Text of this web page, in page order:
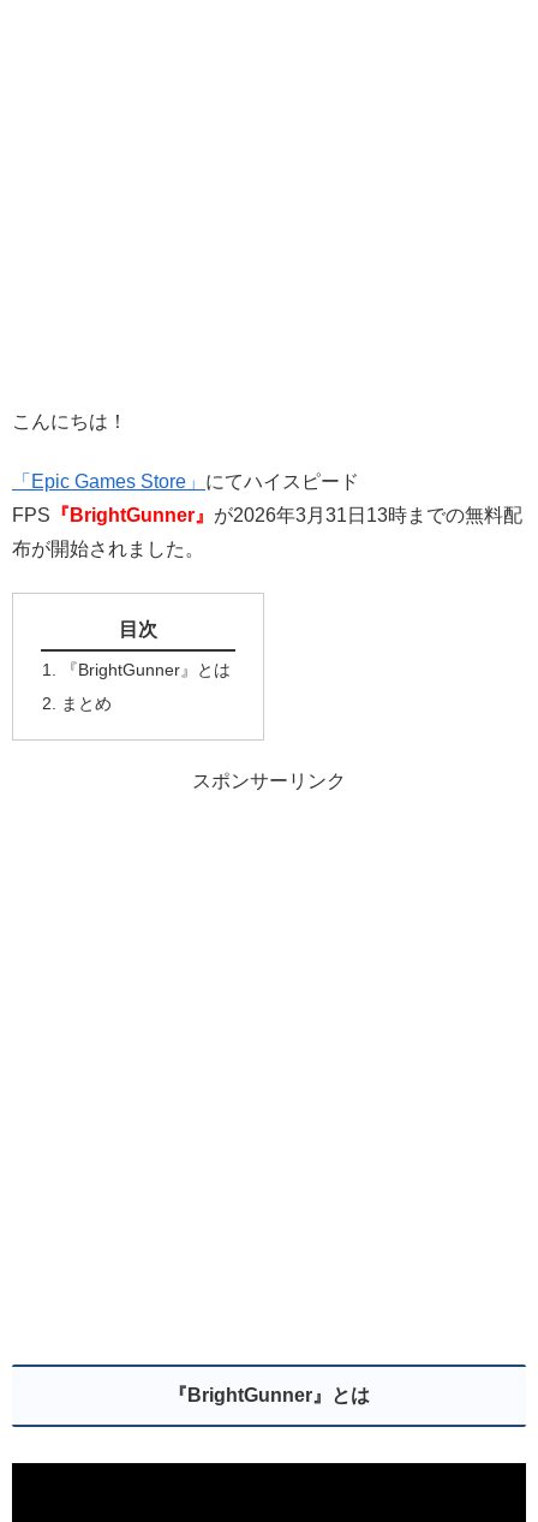
こんにちは！
「Epic Games Store」 にてハイスピード
FPS 『BrightGunner』 が2026年3月31日13時までの無料配
布が開始されました。
目次
『BrightGunner』とは
まとめ
スポンサーリンク
『BrightGunner』とは